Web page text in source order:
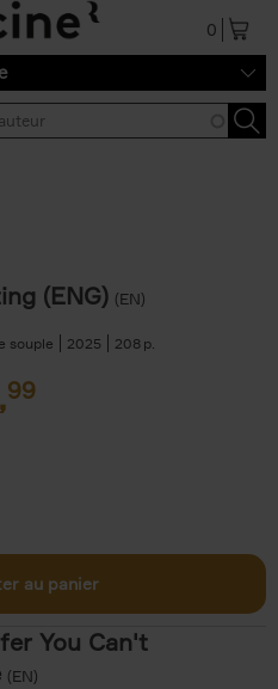
0
(ENG) (EN)
souple
2025 208
99
au panier
You Can't
(EN)